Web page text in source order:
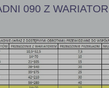
090 Z